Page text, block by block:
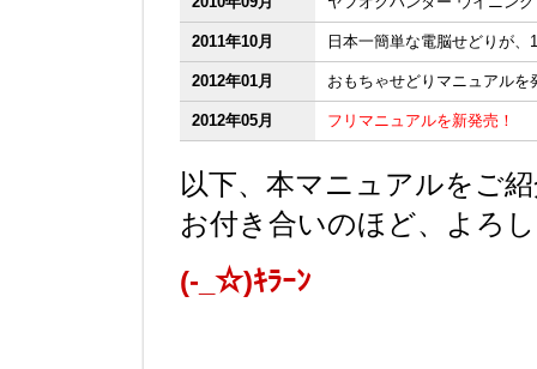
2011年10月 日本一簡単な電脳せどりが
2012年01月 おもちゃせどりマニュアルを
2012年05月 フリマニュアルを新発売！
以下、本マニュアルをご
お付き合いのほど、よろ
(-_☆)ｷﾗｰﾝ